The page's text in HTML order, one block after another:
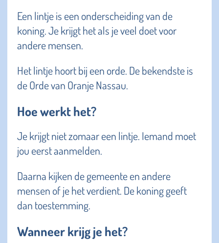
Een lintje is een onderscheiding van de
koning. Je krijgt het als je veel doet voor
andere mensen.
Het lintje hoort bij een orde. De bekendste is
de Orde van Oranje Nassau.
Hoe werkt het?
Je krijgt niet zomaar een lintje. Iemand moet
jou eerst aanmelden.
Daarna kijken de gemeente en andere
mensen of je het verdient. De koning geeft
dan toestemming.
Wanneer krijg je het?